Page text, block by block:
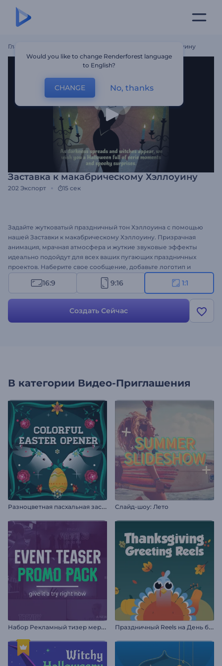
Главная Заставка К Макабрическому Хэллоуину
Заставка к макабрическому Хэллоуину
202 Экспорт 15 сек
Задайте жутковатый праздничный тон Хэллоуина с помощью
нашей Заставки к макабрическому Хэллоуину. Призрачная
анимация, мрачная атмосфера и жуткие звуковые эффекты
идеально подойдут для всех ваших пугающих праздничных
проектов. Наберите свое сообщение, добавьте логотип и
выберите подходящий музыкальный трек, чтобы создать
уникальную заставку на Хэллоуин. Идеально подходит для
объявлений о мероприятиях, жутких промо-роликов и многого
другого. Создавайте прямо сейчас!
16:9 9:16 1:1
Создать Сейчас
В категории Видео-Приглашения
Р
азноцветная пасхальная заставка Слайд-шоу: Лето
Н
абор Рекламный тизер мероприятия П
раздничный Reels на День благодарения
Would you like to change Renderforest language
to English?
CHANGE No, thanks